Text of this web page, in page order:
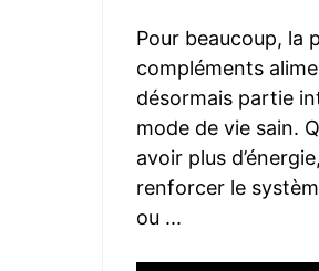
Pour beaucoup, la
compléments
désormais partie
mode de vie sain.
avoir plus
renforcer le
ou ...